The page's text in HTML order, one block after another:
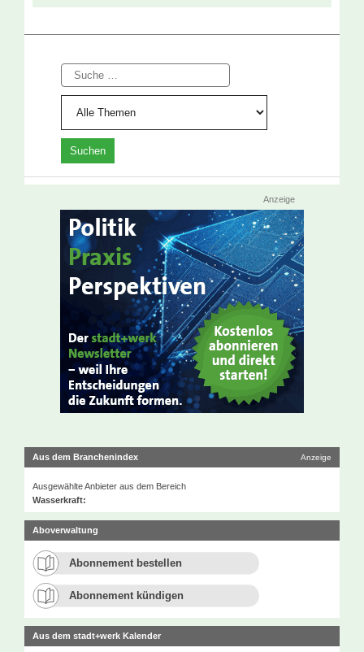
Suche
Anzeige
Aus dem Branchenindex Anzeige
Ausgewählte Anbieter aus dem Bereich
Wasserkraft:
Aboverwaltung
Abonnement bestellen
Abonnement kündigen
Aus dem stadt+werk Kalender